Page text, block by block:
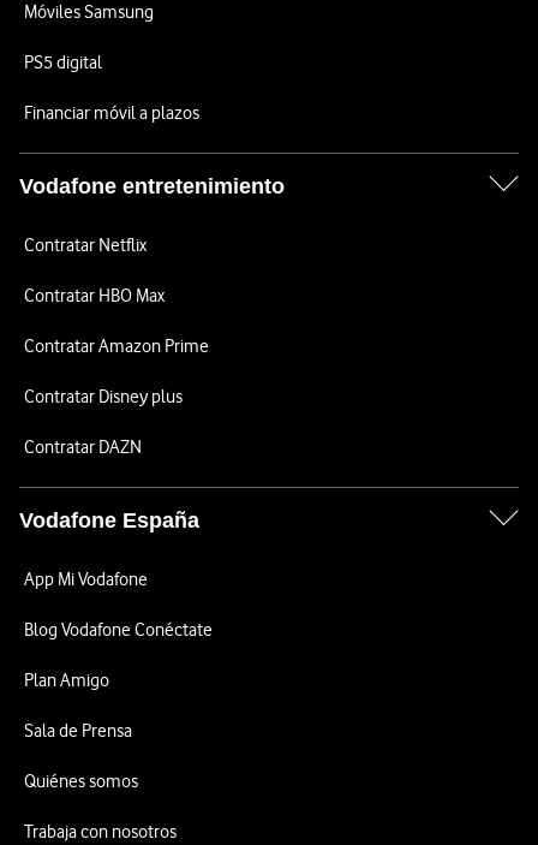
Móviles Samsung
PS5 digital
Financiar móvil a plazos
Vodafone entretenimiento
Contratar Netflix
Contratar HBO Max
Contratar Amazon Prime
Contratar Disney plus
Contratar DAZN
Vodafone España
App Mi Vodafone
Blog Vodafone Conéctate
Plan Amigo
Sala de Prensa
Quiénes somos
Trabaja con nosotros